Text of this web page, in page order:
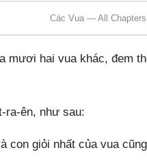
Các Vua — All Chapters
mươi hai vua khác, đem
ra-ên, như sau:
con giỏi nhất của vua